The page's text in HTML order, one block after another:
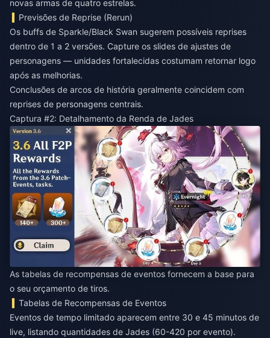
novas armas de quatro estrelas.
Previsões de Reprise (Rerun)
Os buffs de Sparkle/Black Swan sugerem possíveis reprises
dentro de 1 a 2 versões. Capture os slides de ajustes de
personagens — unidades fortalecidas costumam retornar logo
após as melhorias.
Conclusões de arcos de história geralmente coincidem com
reprises de personagens centrais.
Captura #2: Detalhamento da Renda de Jades
As tabelas de recompensas de eventos fornecem a base para
o seu orçamento de tiros.
Tabelas de Recompensas de Eventos
Eventos de tempo limitado aparecem entre 30 e 45 minutos de
live, listando quantidades de Jades (60-420 por evento).